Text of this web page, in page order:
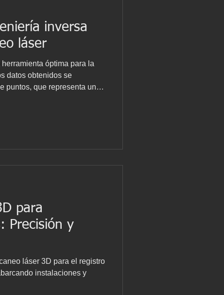
inversa
láser
óptima para la
datos obtenidos se
puntos, que representa una
para
Precisión y
láser 3D para el registro
instalaciones y